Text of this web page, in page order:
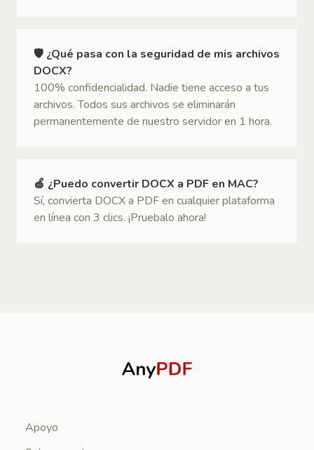
🛡 ¿Qué pasa con la seguridad de mis archivos
DOCX?
100% confidencialidad. Nadie tiene acceso a tus
archivos. Todos sus archivos se eliminarán
permanentemente de nuestro servidor en 1 hora.
🍏 ¿Puedo convertir DOCX a PDF en MAC?
Sí, convierta DOCX a PDF en cualquier plataforma
en línea con 3 clics. ¡Pruebalo ahora!
Apoyo